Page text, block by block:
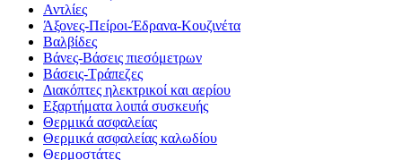
Αντλίες
Άξονες-Πείροι-Έδρανα-Κουζινέτα
Βαλβίδες
Βάνες-Βάσεις πιεσόμετρων
Βάσεις-Τράπεζες
Διακόπτες ηλεκτρικοί και αερίου
Εξαρτήματα λοιπά συσκευής
Θερμικά ασφαλείας
Θερμικά ασφαλείας καλωδίου
Θερμοστάτες